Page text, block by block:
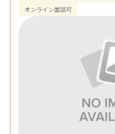
オンライン面談可